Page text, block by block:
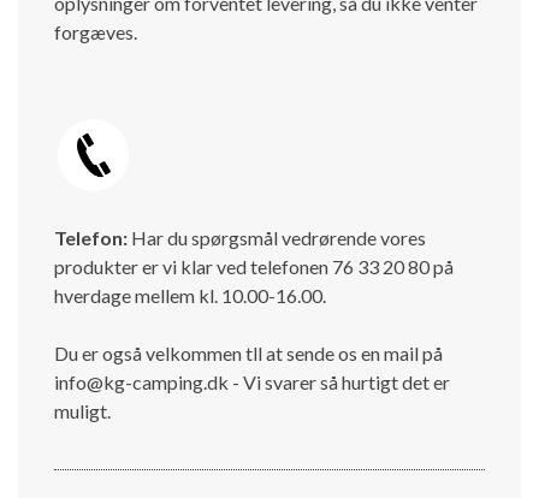
forgæves.
Telefon: Har du spørgsmål vedrørende vores
produkter er vi klar ved telefonen 76 33 20 80 på
hverdage mellem kl. 10.00-16.00.
Du er også velkommen tll at sende os en mail på
info@kg-camping.dk - Vi svarer så hurtigt det er
muligt.